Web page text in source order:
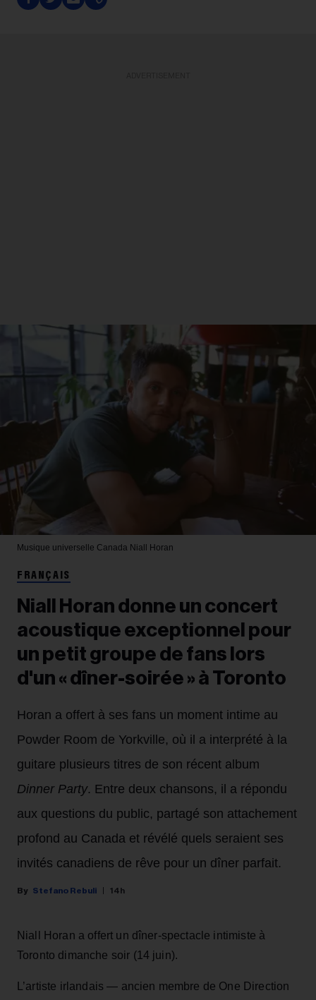
Musique universelle Canada Niall Horan
FRANÇAIS
Niall Horan donne un concert
acoustique exceptionnel pour
un petit groupe de fans lors
d'un « dîner-soirée » à Toronto
Horan a offert à ses fans un moment intime au
Powder Room de Yorkville, où il a interprété à la
guitare plusieurs titres de son récent album
Dinner Party. Entre deux chansons, il a répondu
aux questions du public, partagé son attachement
profond au Canada et révélé quels seraient ses
invités canadiens de rêve pour un dîner parfait.
Stefano Rebuli 14h
Niall Horan a offert un dîner-spectacle intimiste à
Toronto dimanche soir (14 juin).
L’artiste irlandais — ancien membre de One Direction